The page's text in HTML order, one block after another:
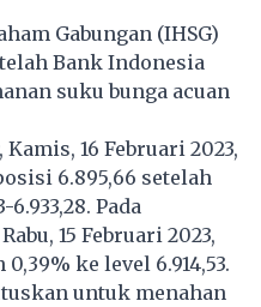
Gabungan (IHSG)
Bank Indonesia
suku bunga acuan
, Kamis, 16 Februari 2023,
6.895,66 setelah
Pada
15 Februari 2023,
ke level 6.914,53.
untuk menahan